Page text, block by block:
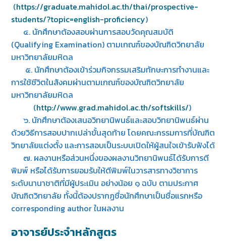
(https://graduate.mahidol.ac.th/thai/prospective-
students/?topic=english-proficiency)
๔. นักศึกษาต้องสอบผ่านการสอบวัดคุณสมบัติ
(Qualifying Examination) ตามเกณฑ์ของบัณฑิตวิทยาลัย
มหาวิทยาลัยมหิดล
๕. นักศึกษาต้องเข้าร่วมกิจกรรมเสริมทักษะการทำงานและ
การใช้ชีวิตในสังคมผ่านตามเกณฑ์ของบัณฑิตวิทยาลัย
มหาวิทยาลัยมหิดล
(http://www.grad.mahidol.ac.th/softskills/)
๖. นักศึกษาต้องเสนอวิทยานิพนธ์และสอบวิทยานิพนธ์ผ่าน
ด้วยวิธีการสอบปากเปล่าขั้นสุดท้าย โดยคณะกรรมการที่บัณฑิต
วิทยาลัยแต่งตั้ง และการสอบเป็นระบบเปิดให้ผู้สนใจเข้ารับฟังได้
๗. ผลงานหรือส่วนหนึ่งของผลงานวิทยานิพนธ์ได้รับการตี
พิมพ์ หรือได้รับการยอมรับให้ตีพิมพ์ในวารสารทางวิชาการ
ระดับนานาชาติที่มีผู้ประเมิน อย่างน้อย ๑ ฉบับ ตามประกาศ
บัณฑิตวิทยาลัย ทั้งนี้ต้องปรากฏชื่อนักศึกษาเป็นชื่อแรกหรือ
corresponding author ในผลงาน
อาจารย์ประจำหลักสูตร